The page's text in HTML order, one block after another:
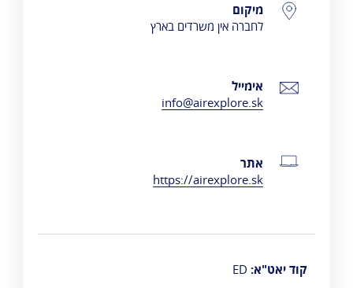
פרטי התקשרות
מיקום
לחברה אין משרדים בארץ
אימייל
info@airexplore.sk
אתר
https://airexplore.sk
קוד יאט"א: